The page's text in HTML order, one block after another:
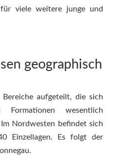
viele weitere junge und
geographisch
aufgeteilt, die sich
wesentlich
Nordwesten befindet sich
Einzellagen. Es folgt der